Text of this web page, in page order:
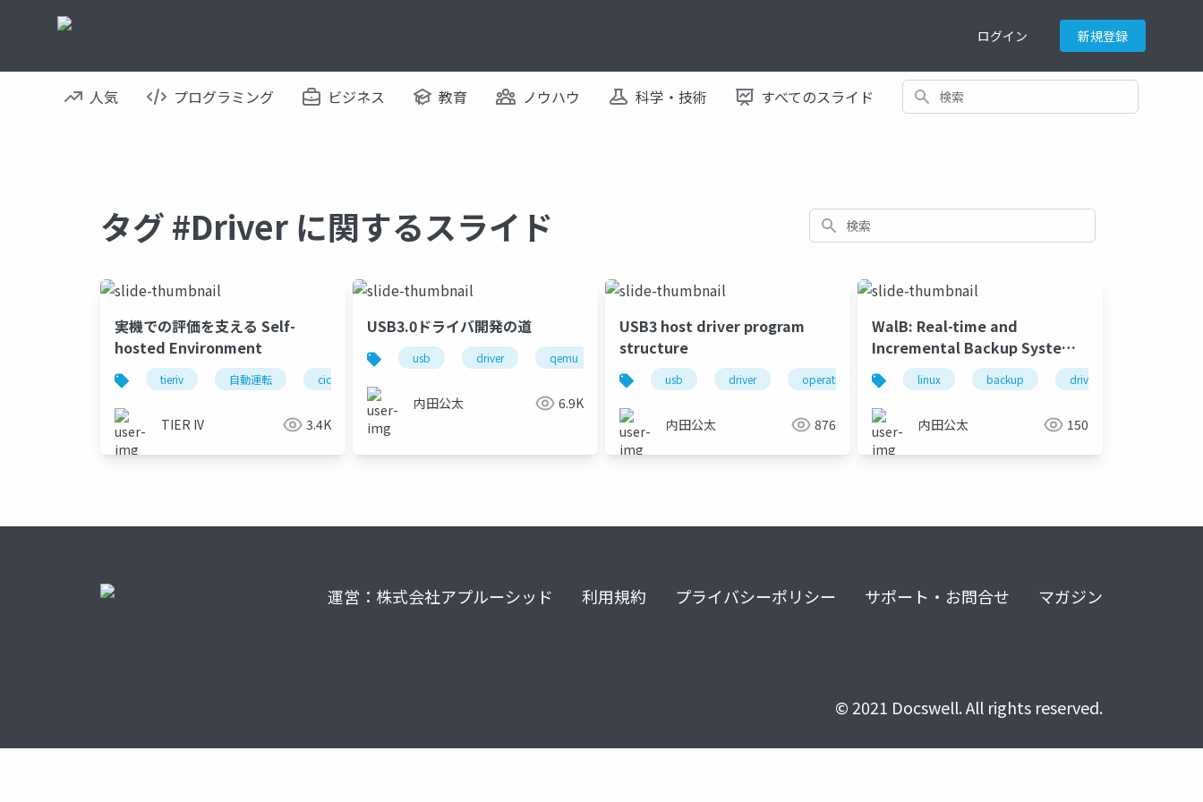
ログイン 新規登録
人気 プログラミング ビジネス 教育 ノウハウ 科学・技術 すべてのスライド 検索
タグ #Driver に関するスライド 検索
実機での評価を支える Self-
hosted Environment
tieriv 自動運転 cicd autoware
TIER IV 3.4K
USB3.0ドライバ開発の道
usb driver qemu x86-64
内田公太 6.9K
USB3 host driver program
structure
usb driver operating system kernelvm
内田公太 876
WalB: Real-time and
Incremental Backup System
for Block Devices
linux backup driver
内田公太 150
運営：株式会社アプルーシッド 利用規約 プライバシーポリシー サポート・お問合せ マガジン
© 2021 Docswell. All rights reserved.